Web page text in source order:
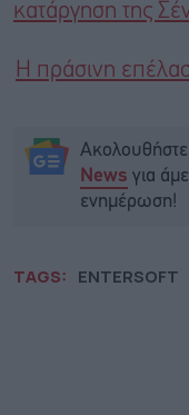
κατάργηση της
Η πράσινη
News για
ενημέρωση!
TAGS: ENTERSOFT